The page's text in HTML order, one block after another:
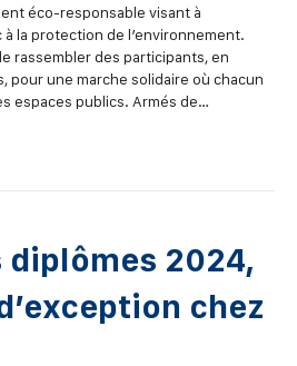
éco-responsable visant à
la protection de l’environnement.
rassembler des participants, en
pour une marche solidaire où chacun
espaces publics. Armés de…
diplômes 2024,
chez